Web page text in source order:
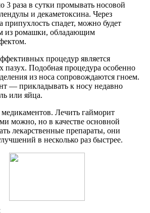
3 раза в сутки промывать носовой
и декаметоксина. Через
припухлость спадет, можно будет
из ромашки, обладающим
процедур является
пазух. Подобная процедура особенно
из носа сопровождаются гноем.
— прикладывать к носу недавно
или яйца.
Лечить гайморит
можно, но в качестве основной
лекарственные препараты, они
в несколько раз быстрее.